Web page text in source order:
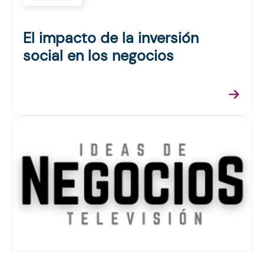
El impacto de la inversión
social en los negocios